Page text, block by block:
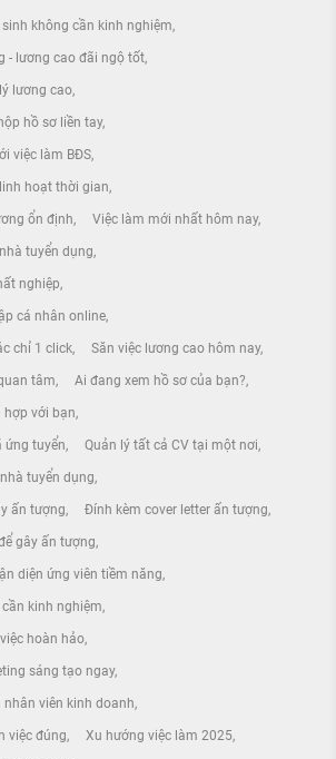
không cần kinh nghiệm
- lương cao đãi ngộ tốt
lương cao
hồ sơ liền tay
việc làm BĐS
hoạt thời gian
ổn định Việc làm mới nhất hôm nay
tuyển dụng
nghiệp
cá nhân online
chỉ 1 click Săn việc lương cao hôm nay
tâm Ai đang xem hồ sơ của bạn?
hợp với bạn
ứng tuyển Quản lý tất cả CV tại một nơi
tuyển dụng
ấn tượng Đính kèm cover letter ấn tượng
gây ấn tượng
diện ứng viên tiềm năng
kinh nghiệm
hoàn hảo
sáng tạo ngay
nhân viên kinh doanh
việc đúng Xu hướng việc làm 2025